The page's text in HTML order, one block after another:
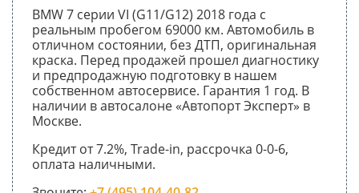
BMW 7 серии VI (G11/G12) 2018 года с
реальным пробегом 69000 км. Автомобиль в
отличном состоянии, без ДТП, оригинальная
краска. Перед продажей прошел диагностику
и предпродажную подготовку в нашем
собственном автосервисе. Гарантия 1 год. В
наличии в автосалоне «Автопорт Эксперт» в
Москве.
Кредит от 7.2%, Trade-in, рассрочка 0-0-6,
оплата наличными.